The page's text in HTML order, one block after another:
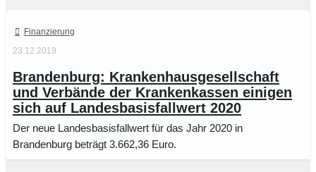
Finanzierung
23.12.2019
Brandenburg: Krankenhausgesellschaft
und Verbände der Krankenkassen einigen
sich auf Landesbasisfallwert 2020
Der neue Landesbasisfallwert für das Jahr 2020 in
Brandenburg beträgt 3.662,36 Euro.